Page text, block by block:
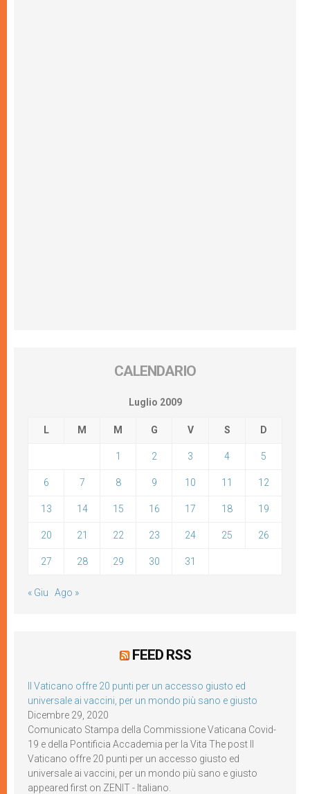
CALENDARIO
Luglio 2009
L M M G V S D
1 2 3 4 5
6 7 8 9 10 11 12
13 14 15 16 17 18 19
20 21 22 23 24 25 26
27 28 29 30 31
« Giu Ago »
FEED RSS
Il Vaticano offre 20 punti per un accesso giusto ed
universale ai vaccini, per un mondo più sano e giusto
Dicembre 29, 2020
Comunicato Stampa della Commissione Vaticana Covid-
19 e della Pontificia Accademia per la Vita The post Il
Vaticano offre 20 punti per un accesso giusto ed
universale ai vaccini, per un mondo più sano e giusto
appeared first on ZENIT - Italiano.